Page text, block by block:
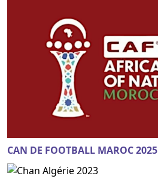
CAN DE FOOTBALL MAROC 2025